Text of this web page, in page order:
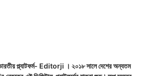
প্ল্যাটফর্ম- Editorji । ২০১৮ সালে দেশের অন্যতম